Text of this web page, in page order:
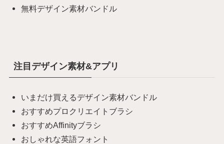
無料デザイン素材バンドル
注目デザイン素材&アプリ
いまだけ買えるデザイン素材バンドル
おすすめプロクリエイトブラシ
おすすめAffinityブラシ
おしゃれな英語フォント